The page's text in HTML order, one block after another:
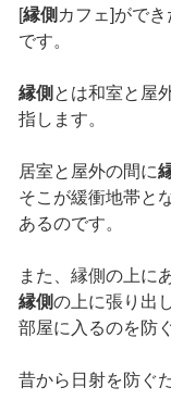
[縁側 カフェ]がで
です。
縁側 とは和室と屋
指します。
居室と屋外の間に
そこが緩衝地帯と
あるのです。
また、縁側の上に
縁側の上に張り出
部屋に入るのを防
昔から日射を防ぐ